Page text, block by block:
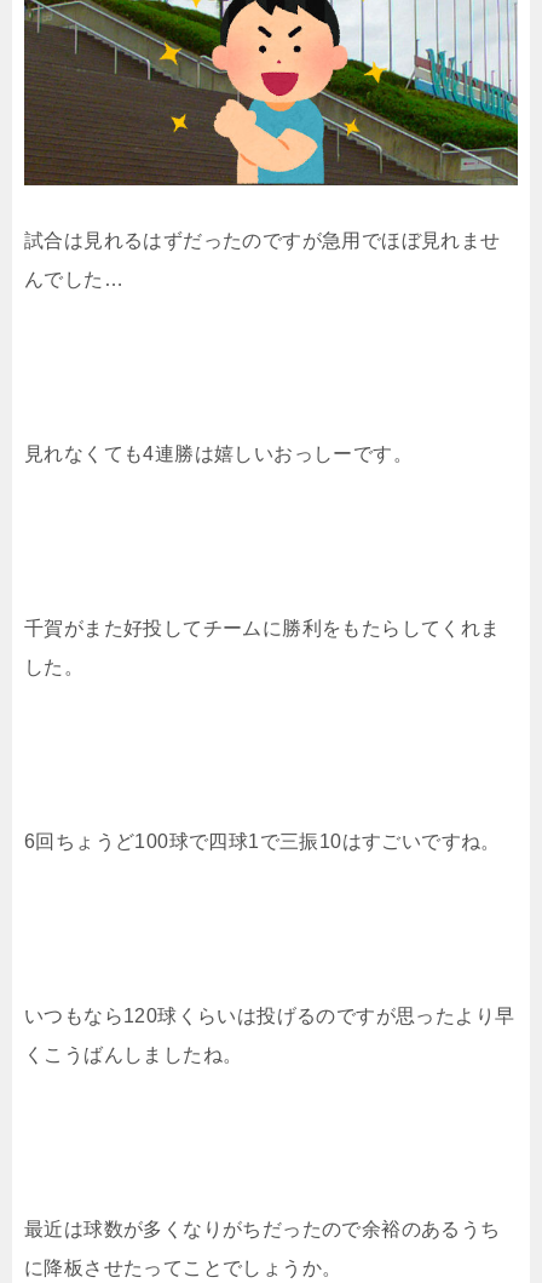
試合は見れるはずだったのですが急用でほぼ見れませ
んでした…
見れなくても4連勝は嬉しいおっしーです。
千賀がまた好投してチームに勝利をもたらしてくれま
した。
6回ちょうど100球で四球1で三振10はすごいですね。
いつもなら120球くらいは投げるのですが思ったより早
くこうばんしましたね。
最近は球数が多くなりがちだったので余裕のあるうち
に降板させたってことでしょうか。